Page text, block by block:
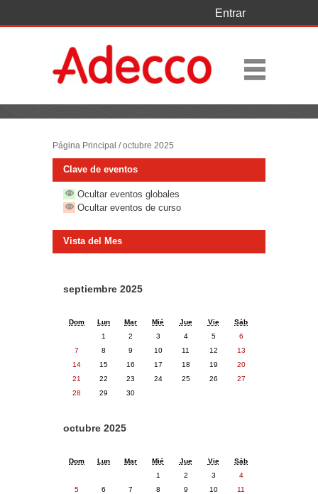
Entrar
Página Principal / octubre 2025
Clave de eventos
Ocultar eventos globales
Ocultar eventos de curso
Vista del Mes
septiembre 2025
Dom Lun Mar Mié Jue Vie
Sáb
1
2 3 4 5
6
7
8 9 10 11 12
13
14
15 16 17 18 19
20
21
22 23 24 25 26
27
28
29 30
octubre 2025
Dom Lun Mar Mié Jue Vie
Sáb
1
2 3
4
5
6 7 8 9 10
11